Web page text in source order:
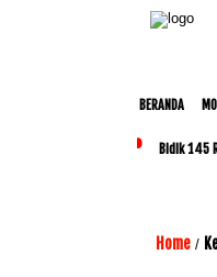
BERANDA
Bidik 145
Home /